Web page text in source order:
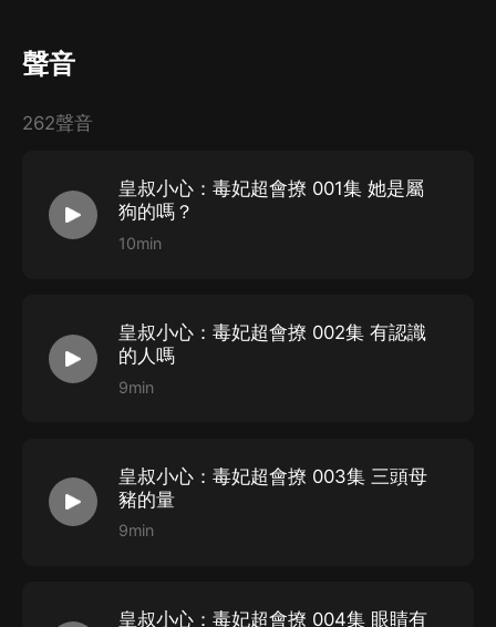
播放量每滿50萬，爆更10集！
專輯五星好評，評論並獲得“優質評論”標簽的評論，或者得到
聲音
262聲音
皇叔小心：毒妃超會撩 001集 她是屬
狗的嗎？
10min
皇叔小心：毒妃超會撩 002集 有認識
的人嗎
9min
皇叔小心：毒妃超會撩 003集 三頭母
豬的量
9min
皇叔小心：毒妃超會撩 004集 眼睛有